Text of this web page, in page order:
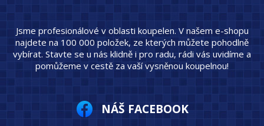
Jsme profesionálové v oblasti koupelen. V našem e-shopu
najdete na 100 000 položek, ze kterých můžete pohodlně
vybírat. Stavte se u nás klidně i pro radu, rádi vás uvidíme a
pomůžeme v cestě za vaší vysněnou koupelnou!
NÁŠ FACEBOOK